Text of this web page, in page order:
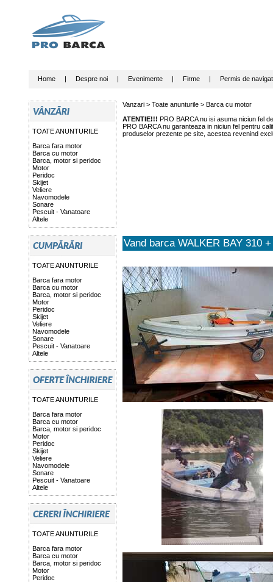
Home| Despre noi| Evenimente| Firme| Permis de
TOATE ANUNTURILE
Barca fara motor
Barca cu motor
Barca, motor si peridoc
Motor
Peridoc
Skijet
Veliere
Navomodele
Sonare
Pescuit - Vanatoare
Altele
TOATE ANUNTURILE
Barca fara motor
Barca cu motor
Barca, motor si peridoc
Motor
Peridoc
Skijet
Veliere
Navomodele
Sonare
Pescuit - Vanatoare
Altele
TOATE ANUNTURILE
Barca fara motor
Barca cu motor
Barca, motor si peridoc
Motor
Peridoc
Skijet
Veliere
Navomodele
Sonare
Pescuit - Vanatoare
Altele
TOATE ANUNTURILE
Barca fara motor
Barca cu motor
Barca, motor si peridoc
Motor
Peridoc
Vanzari > Toate anunturile> Barca cu motor
ATENTIE!!! PRO BARCA nu isi asuma niciun fel
PRO BARCA nu garanteaza in niciun fel pentru
produselor prezente pe site, acestea revenind
Vand barca WALKER BAY 310